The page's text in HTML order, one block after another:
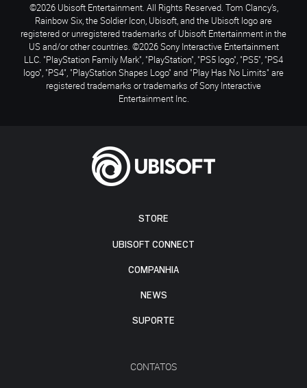
STORE
UBISOFT CONNECT
COMPANHIA
NEWS
SUPORTE
CONTATOS
©2026 Ubisoft Entertainment. All Rights Reserved. Tom Clancy’s,
Rainbow Six, the Soldier Icon, Ubisoft, and the Ubisoft logo are
registered or unregistered trademarks of Ubisoft Entertainment in the
US and/or other countries. ©2026 Sony Interactive Entertainment
LLC. "PlayStation Family Mark", "PlayStation", "PS5 logo", "PS5", "PS4
logo", "PS4", "PlayStation Shapes Logo" and "Play Has No Limits" are
registered trademarks or trademarks of Sony Interactive
Entertainment Inc.